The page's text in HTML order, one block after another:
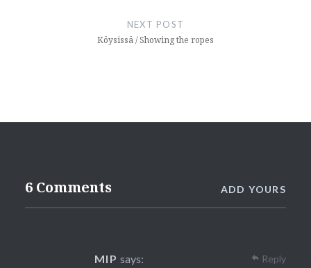
NEXT POST
Köysissä / Showing the ropes
6 Comments ADD YOURS
MIP says: Reply